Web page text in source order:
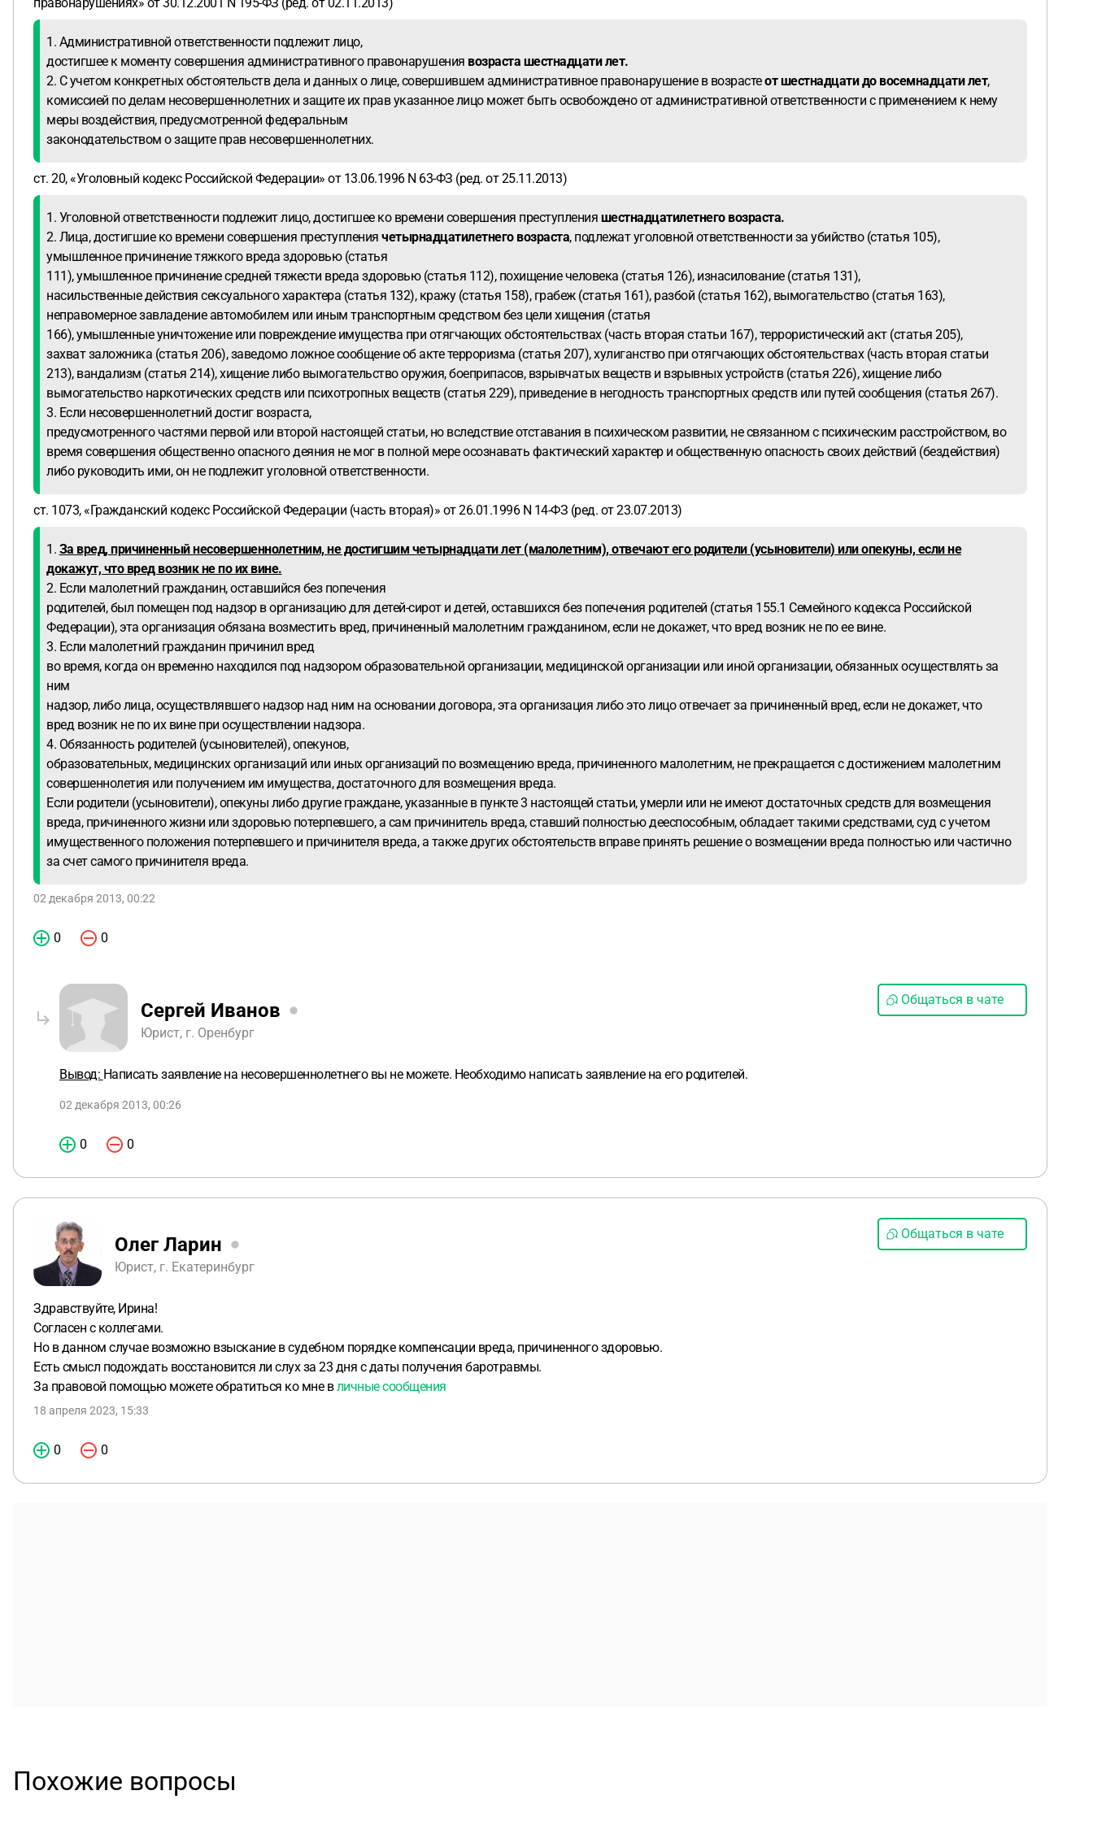
1. Административной ответственности подлежит лицо,
достигшее к моменту совершения административного правонарушения возраста шестнадцати лет.
2. С учетом конкретных обстоятельств дела и данных о лице, совершившем административное правонарушение в возрастеот шестнадцати до восемнадцати лет,
комиссией по делам несовершеннолетних и защите их прав указанное лицо может быть освобождено от административной ответственности с применением к нему
меры воздействия, предусмотренной федеральным
законодательством о защите прав несовершеннолетних.
ст. 20, «Уголовный кодекс Российской Федерации» от 13.06.1996 N 63-ФЗ (ред. от 25.11.2013)
1. Уголовной ответственности подлежит лицо, достигшее ко времени совершения преступления шестнадцатилетнего возраста.
2. Лица, достигшие ко времени совершения преступления четырнадцатилетнего возраста, подлежат уголовной ответственности за убийство (статья 105),
умышленное причинение тяжкого вреда здоровью (статья
111), умышленное причинение средней тяжести вреда здоровью (статья 112), похищение человека (статья 126), изнасилование (статья 131),
насильственные действия сексуального характера (статья 132), кражу (статья 158), грабеж (статья 161), разбой (статья 162), вымогательство (статья 163),
неправомерное завладение автомобилем или иным транспортным средством без цели хищения (статья
166), умышленные уничтожение или повреждение имущества при отягчающих обстоятельствах (часть вторая статьи 167), террористический акт (статья 205),
захват заложника (статья 206), заведомо ложное сообщение об акте терроризма (статья 207), хулиганство при отягчающих обстоятельствах (часть вторая статьи
213), вандализм (статья 214), хищение либо вымогательство оружия, боеприпасов, взрывчатых веществ и взрывных устройств (статья 226), хищение либо
вымогательство наркотических средств или психотропных веществ (статья 229), приведение в негодность транспортных средств или путей сообщения (статья 267).
3. Если несовершеннолетний достиг возраста,
предусмотренного частями первой или второй настоящей статьи, но вследствие отставания в психическом развитии, не связанном с психическим расстройством, во
время совершения общественно опасного деяния не мог в полной мере осознавать фактический характер и общественную опасность своих действий (бездействия)
либо руководить ими, он не подлежит уголовной ответственности.
ст. 1073, «Гражданский кодекс Российской Федерации (часть вторая)» от 26.01.1996 N 14-ФЗ (ред. от 23.07.2013)
1. За вред, причиненный несовершеннолетним, не достигшим четырнадцати лет (малолетним), отвечают его родители (усыновители) или опекуны, если не
докажут, что вред возник не по их вине.
2. Если малолетний гражданин, оставшийся без попечения
родителей, был помещен под надзор в организацию для детей-сирот и детей, оставшихся без попечения родителей (статья 155.1 Семейного кодекса Российской
Федерации), эта организация обязана возместить вред, причиненный малолетним гражданином, если не докажет, что вред возник не по ее вине.
3. Если малолетний гражданин причинил вред
во время, когда он временно находился под надзором образовательной организации, медицинской организации или иной организации, обязанных осуществлять за
ним
надзор, либо лица, осуществлявшего надзор над ним на основании договора, эта организация либо это лицо отвечает за причиненный вред, если не докажет, что
вред возник не по их вине при осуществлении надзора.
4. Обязанность родителей (усыновителей), опекунов,
образовательных, медицинских организаций или иных организаций по возмещению вреда, причиненного малолетним, не прекращается с достижением малолетним
совершеннолетия или получением им имущества, достаточного для возмещения вреда.
Если родители (усыновители), опекуны либо другие граждане, указанные в пункте 3 настоящей статьи, умерли или не имеют достаточных средств для возмещения
вреда, причиненного жизни или здоровью потерпевшего, а сам причинитель вреда, ставший полностью дееспособным, обладает такими средствами, суд с учетом
имущественного положения потерпевшего и причинителя вреда, а также других обстоятельств вправе принять решение о возмещении вреда полностью или частично
за счет самого причинителя вреда.
02 декабря 2013, 00:22
0 0
Сергей Иванов
Юрист, г. Оренбург
Общаться в чате
Вывод: Написать заявление на несовершеннолетнего вы не можете. Необходимо написать заявление на его родителей.
02 декабря 2013, 00:26
0 0
Олег Ларин
Юрист, г. Екатеринбург
Общаться в чате
Здравствуйте, Ирина!
Согласен с коллегами.
Но в данном случае возможно взыскание в судебном порядке компенсации вреда, причиненного здоровью.
Есть смысл подождать восстановится ли слух за 23 дня с даты получения баротравмы.
За правовой помощью можете обратиться ко мне вличные сообщения
18 апреля 2023, 15:33
0 0
Похожие вопросы